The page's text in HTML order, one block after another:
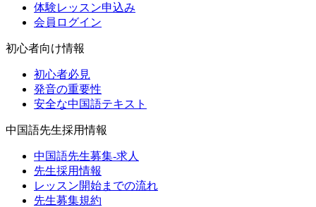
体験レッスン申込み
会員ログイン
初心者向け情報
初心者必見
発音の重要性
安全な中国語テキスト
中国語先生採用情報
中国語先生募集-求人
先生採用情報
レッスン開始までの流れ
先生募集規約